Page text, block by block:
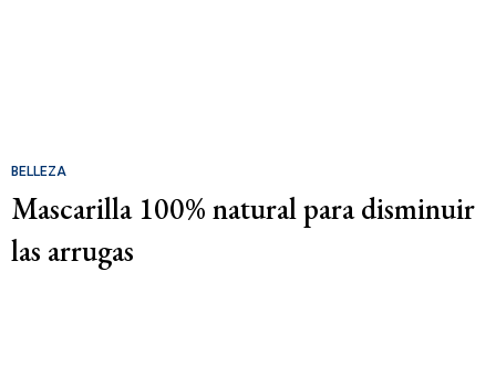
BELLEZA
Mascarilla 100% natural para disminuir
las arrugas